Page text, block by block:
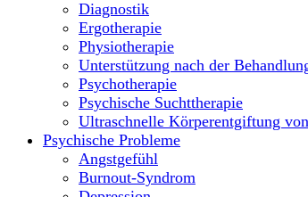
Diagnostik
Ergotherapie
Physiotherapie
Unterstützung nach der
Psychotherapie
Psychische Suchttherapie
Ultraschnelle Körperentgiftung
Psychische Probleme
Angstgefühl
Burnout-Syndrom